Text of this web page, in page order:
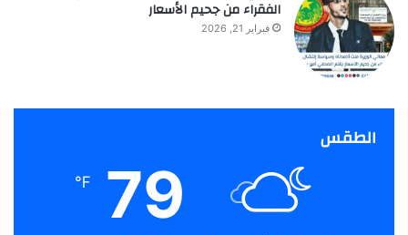
الفقراء من جحيم الأسعار
فبراير 21, 2026
الطقس
79
℉